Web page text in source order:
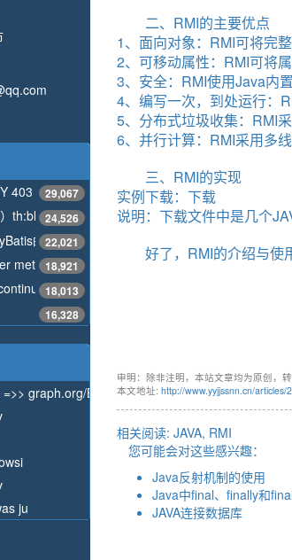
403 Forbidden解决方法
29,067
th:block，标签本身不显示
24,526
的配置类ConfigurationCustomizer
22,021
method attempted to return null from a method
18,921
because the job couldn’t be loaded
18,013
16,328
graph.org/BALANCE-36824-US-DOLLARS-
ju
二、RMI的主要优点
1、面向对象：RMI可将完
2、可移动属性：RMI可将
3、安全：RMI使用Java内
4、编写一次，到处运行：
5、分布式垃圾收集：RMI
6、并行计算：RMI采用多
三、RMI的实现
实例下载： 下载
说明：下载文件中是几个
好了， RMI的介绍与使
申明：除非注明，本站文章均为原创，
本文地址: http://www.yyjjssnn.cn/articles/
相关阅读: JAVA, RMI
您可能会对这些感兴趣：
Java反射机制的使用
Java中final、finally和
JAVA连接数据库